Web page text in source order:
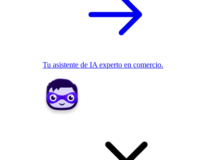
Tu asistente de IA experto en comercio.